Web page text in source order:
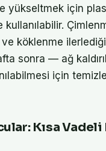
yükseltmek için
ve köklenme
sonra — ağ
için
Kısa Vadeli